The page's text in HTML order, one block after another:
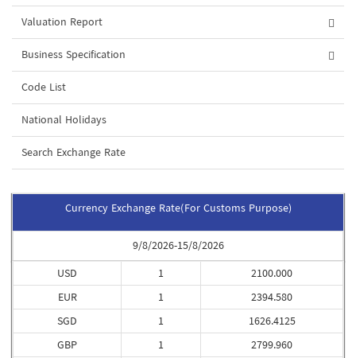
Valuation Report
Business Specification
Code List
National Holidays
Search Exchange Rate
Currency Exchange Rate(For Customs Purpose)
9/8/2026-15/8/2026
USD
EUR
SGD
GBP
1
1
1
1
2100.000
2394.580
1626.4125
2799.960